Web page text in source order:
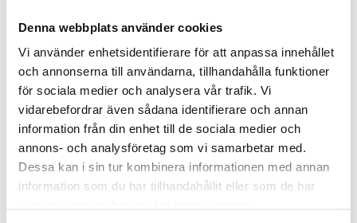
Denna webbplats använder cookies
Vi använder enhetsidentifierare för att anpassa innehållet
och annonserna till användarna, tillhandahålla funktioner
för sociala medier och analysera vår trafik. Vi
vidarebefordrar även sådana identifierare och annan
information från din enhet till de sociala medier och
annons- och analysföretag som vi samarbetar med.
Dessa kan i sin tur kombinera informationen med annan
information som du har tillhandahållit eller som de har
Gullstorp racing 1 - Lätt
bästa bilen
205 kr
Köp